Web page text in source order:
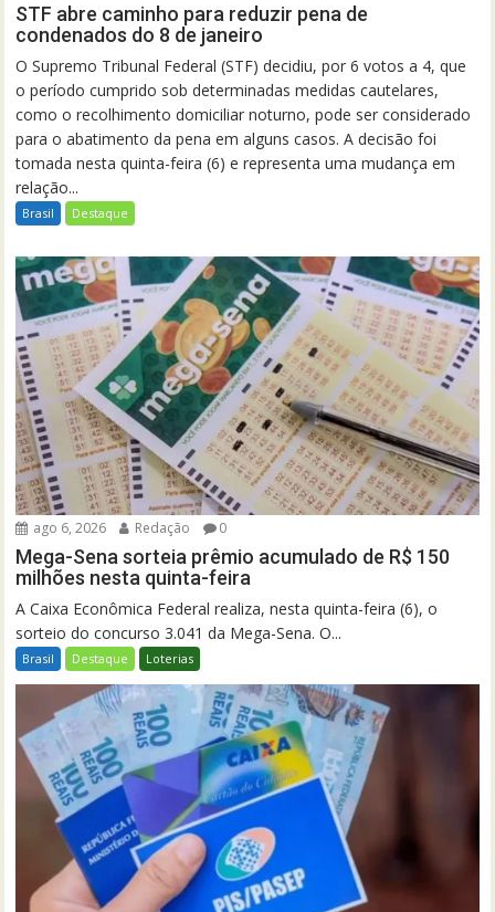
STF abre caminho para reduzir pena de
condenados do 8 de janeiro
O Supremo Tribunal Federal (STF) decidiu, por 6 votos a 4, que
o período cumprido sob determinadas medidas cautelares,
como o recolhimento domiciliar noturno, pode ser considerado
para o abatimento da pena em alguns casos. A decisão foi
tomada nesta quinta-feira (6) e representa uma mudança em
relação...
Brasil Destaque
ago 6, 2026 Redação 0
Mega-Sena sorteia prêmio acumulado de R$ 150
milhões nesta quinta-feira
A Caixa Econômica Federal realiza, nesta quinta-feira (6), o
sorteio do concurso 3.041 da Mega-Sena. O...
Brasil Destaque Loterias